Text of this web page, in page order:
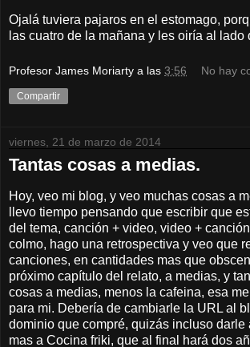
Ojalá tuviera pajaros en el estomago,
las cuatro de la mañana y les oiría al lado
Profesor James Moriarty a las 3:56 No hay
Compartir
viernes, 21 de marzo de 2014
Tantas cosas a medias.
Hoy, veo mi blog, y veo muchas cosas a
llevo tiempo pensando que escribir que
del tema, canción + video, video +
colmo, hago una retrospectiva y veo que
canciones, en cantidades mas que
próximo capítulo del relato, a medias, y
cosas a medias, menos la cafeina, esa
para mi. Debería de cambiarle la URL al
dominio que compré, quizás incluso darle
mas a Cocina friki, que al final hará dos